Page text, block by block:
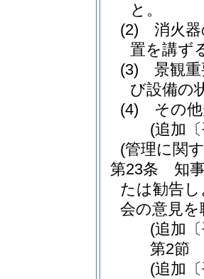
と。
(2)
消火
置を講ず
(3)
景観
び設備の
(4)
その
(追加
(管理に関
第23条
知
たは勧告
会の意見
(追加
第2節
(追加